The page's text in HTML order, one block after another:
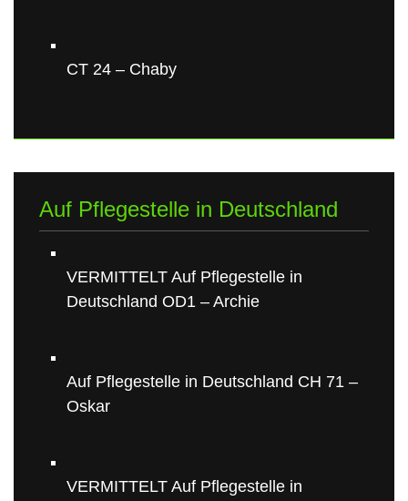
CT 24 – Chaby
Auf Pflegestelle in Deutschland
VERMITTELT Auf Pflegestelle in
Deutschland OD1 – Archie
Auf Pflegestelle in Deutschland CH 71 –
Oskar
VERMITTELT Auf Pflegestelle in